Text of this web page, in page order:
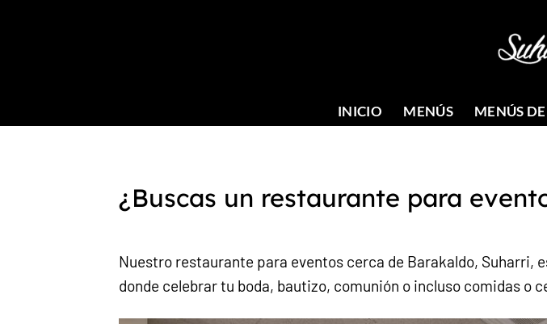
INICIO MENÚS MENÚS
¿Buscas un restaurante para
Nuestro restaurante para eventos cerca de Barakaldo, Suharri,
donde celebrar tu boda, bautizo, comunión o incluso comidas o